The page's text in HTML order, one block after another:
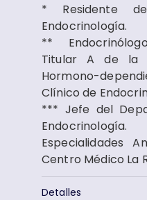
* Residente
Endocrinología.
**
Titular A de la
Hormono-
Clínico de
*** Jefe del
Especialidades
Centro Médico La
Detalles